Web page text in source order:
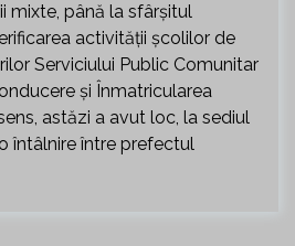
mixte, până la sfârșitul
activității școlilor de
Serviciului Public Comunitar
și Înmatricularea
astăzi a avut loc, la sediul
întâlnire între prefectul